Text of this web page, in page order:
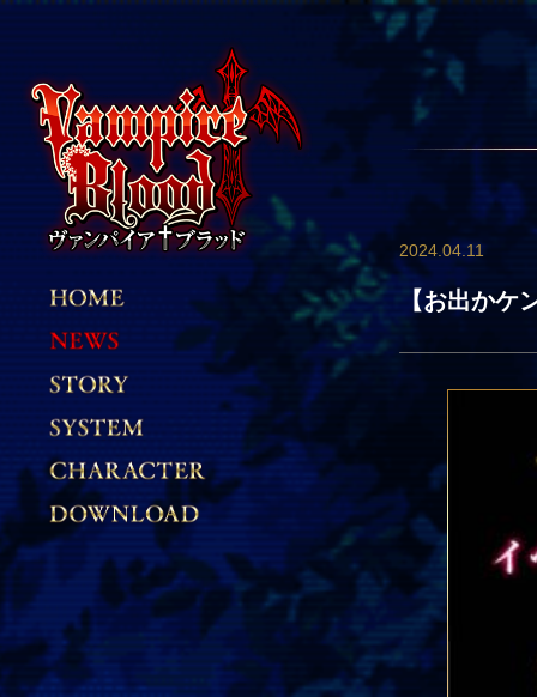
2024.04.11
【お出か